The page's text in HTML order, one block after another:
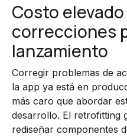
Costo
correcciones
lanzamiento
Corregir problemas de
la app ya está en
más caro que abordar
desarrollo. El retrofitting
rediseñar componentes